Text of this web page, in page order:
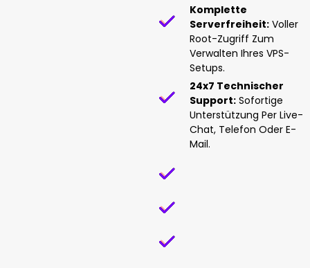
Komplette
Serverfreiheit: Voller
Root-Zugriff Zum
Verwalten Ihres VPS-
Setups.
24x7 Technischer
Support: Sofortige
Unterstützung Per Live-
Chat, Telefon Oder E-
Mail.